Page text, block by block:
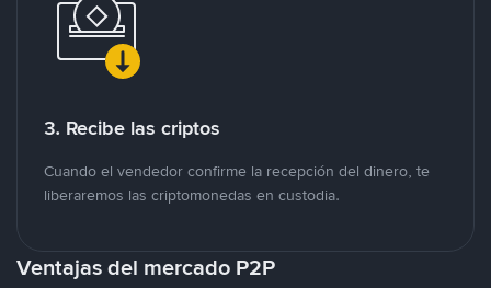
3. Recibe las criptos
Cuando el vendedor confirme la recepción del dinero, te
liberaremos las criptomonedas en custodia.
Ventajas del mercado P2P